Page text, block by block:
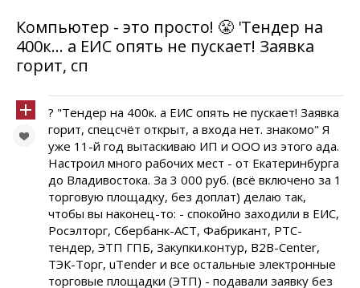
Компьютер - это просто! 😤 'Тендер на
400к… а ЕИС опять не пускает! Заявка
горит, сп
? "Тендер на 400к. а ЕИС опять не пускает! Заявка
горит, спецсчёт открыт, а входа нет. знакомо" Я
уже 11-й год вытаскиваю ИП и ООО из этого ада.
Настроил много рабочих мест - от Екатеринбурга
до Владивостока. За 3 000 руб. (всё включено за 1
торговую площадку, без доплат) делаю так,
чтобы вы наконец-то: - спокойно заходили в ЕИС,
Росэлторг, Сбербанк-АСТ, Фабрикант, РТС-
тендер, ЭТП ГПБ, Закупки.контур, B2B-Center,
ТЭК-Торг, uTender и все остальные электронные
торговые площадки (ЭТП) - подавали заявку без